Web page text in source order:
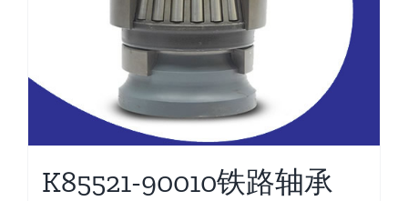
K85521-90010铁路轴承